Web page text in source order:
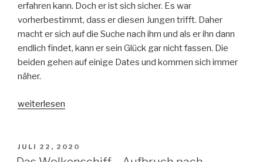
erfahren kann. Doch er ist sich sicher. Es war
vorherbestimmt, dass er diesen Jungen trifft. Daher
macht er sich auf die Suche nach ihm und als er ihn dann
endlich findet, kann er sein Glück gar nicht fassen. Die
beiden gehen auf einige Dates und kommen sich immer
näher.
„What
´s
us“
weiterlesen
VERÖFFENTLICHT
AM
JULI 22, 2020